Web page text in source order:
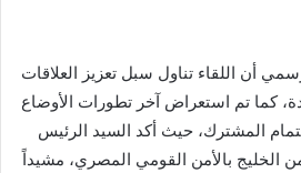
أن اللقاء تناول سبل تعزيز العلاقات
كما تم استعراض آخر تطورات الأوضاع
المشترك، حيث أكد السيد الرئيس
الخليج بالأمن القومي المصري، مشيداً